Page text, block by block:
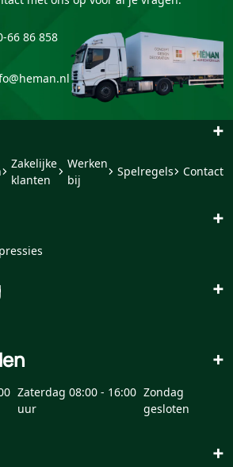
66 86 858
+
Zakelijke
klanten
Werken
bij
Spelregels Contact
+
+
+
Zaterdag 08:00 - 16:00
uur
Zondag
gesloten
+